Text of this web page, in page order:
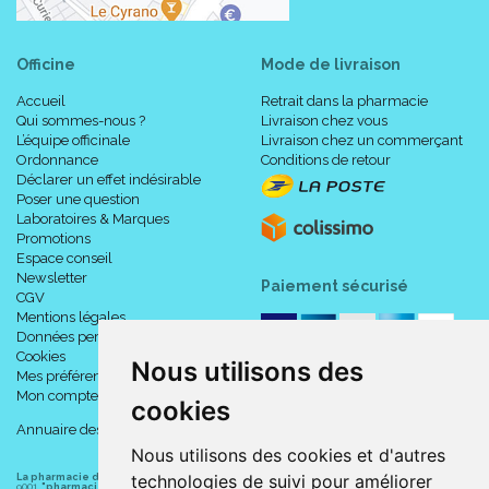
Nous utilisons des
cookies
Nous utilisons des cookies et d'autres
technologies de suivi pour améliorer
Officine
Accueil
Qui sommes-nous ?
L’équipe officinale
Ordonnance
Déclarer un effet indésirable
Poser une question
Laboratoires & Marques
Promotions
Espace conseil
Newsletter
CGV
Mentions légales
Données personnelles
Cookies
Mes préférences Cookies
Mon compte
Annuaire des pharmacies
Mode de livraison
Retrait dans la pharmacie
Livraison chez vous
Livraison chez un commerçant
Conditions de retour
Paiement sécurisé
La pharmacie du centre à Albert (80300) est une pharmacie française certifiée ISO
9001. "pharmacie-du-centre-albert.fr "est le site internet de la pharmacie du centre